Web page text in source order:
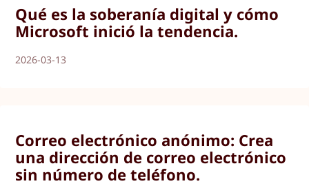
Qué es la soberanía digital y cómo
Microsoft inició la tendencia.
2026-03-13
Correo electrónico anónimo: Crea
una dirección de correo electrónico
sin número de teléfono.